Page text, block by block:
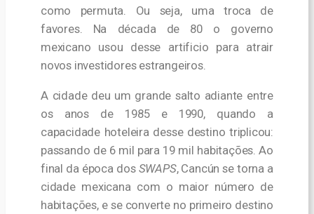
como permuta. Ou seja, uma troca de
favores. Na década de 80 o governo
mexicano usou desse artificio para atrair
novos investidores estrangeiros.
A cidade deu um grande salto adiante entre
os anos de 1985 e 1990, quando a
capacidade hoteleira desse destino triplicou:
passando de 6 mil para 19 mil habitações.Ao
final da época dos SWAPS, Cancún se torna a
cidade mexicana com o maior número de
habitações, e se converte no primeiro destino